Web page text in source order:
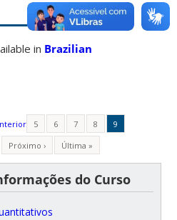
in Brazilian
5 6 7 8
9
Próximo › Última »
do Curso